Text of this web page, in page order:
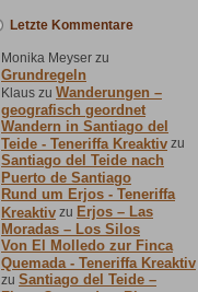
Letzte Kommentare
Monika Meyser zu
Grundregeln
Klaus zu Wanderungen –
geografisch geordnet
Wandern in Santiago del
Teide - Teneriffa Kreaktiv zu
Santiago del Teide nach
Puerto de Santiago
Rund um Erjos - Teneriffa
Kreaktiv zu Erjos – Las
Moradas – Los Silos
Von El Molledo zur Finca
Quemada - Teneriffa Kreaktiv
zu Santiago del Teide –